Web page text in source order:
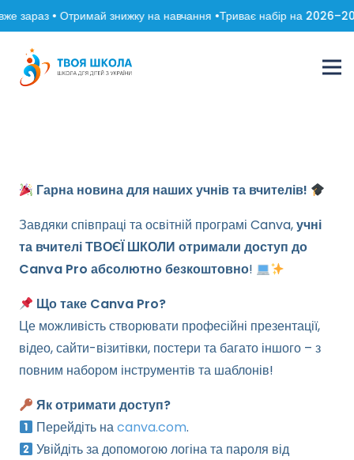
зараз • Отримай знижку на навчання •Триває набір на
Гарна новина для наших учнів та вчителів!
Завдяки співпраці та освітній програмі Canva,учні
та вчителі ТВОЄЇ ШКОЛИ отримали доступ до
Canva Pro абсолютно безкоштовно!
Що таке Canva Pro?
Це можливість створювати професійні презентації,
відео, сайти-візитівки, постери та багато іншого – з
повним набором інструментів та шаблонів!
Як отримати доступ?
Перейдіть наcanva.com.
Увійдіть за допомогою логіна та пароля від